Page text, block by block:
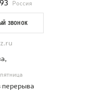
Россия
ЗВОНОК
перерыва